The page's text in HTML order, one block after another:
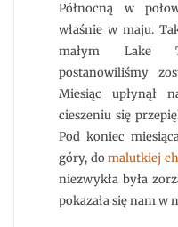
Północną w
właśnie w maju.
małym Lake
postanowiliśmy
Miesiąc upłynął
cieszeniu się
Pod koniec
góry, domalutkiej
niezwykła była
pokazała się nam w